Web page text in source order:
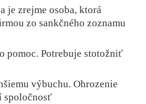
je zrejme osoba, ktorá
zo sankčného zoznamu
pomoc. Potrebuje stotožniť
výbuchu. Ohrozenie
spoločnosť